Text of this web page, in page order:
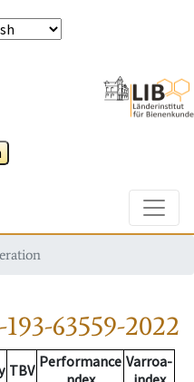
63559-2022
TBV Performance Varroa-